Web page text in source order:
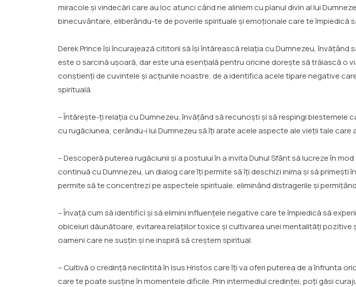
miracole și vindecări care au loc atunci când ne aliniem cu planul divin al lui
binecuvântare, eliberându-te de poverile spirituale și emoționale care te împiedică
Derek Prince își încurajează cititorii să își întărească relația cu Dumnezeu,
este o sarcină ușoară, dar este una esențială pentru oricine dorește să trăiască o
conștienți de cuvintele și acțiunile noastre, de a identifica acele tipare negative
spirituală.
– Întărește-ți relația cu Dumnezeu, învățând să recunoști și să respingi
cu rugăciunea, cerându-i lui Dumnezeu să îți arate acele aspecte ale vieții tale care
– Descoperă puterea rugăciunii și a postului în a invita Duhul Sfânt să lucreze în
continuă cu Dumnezeu, un dialog care îți permite să îți deschizi inima și să
permite să te concentrezi pe aspectele spirituale, eliminând distragerile și
– Învață cum să identifici și să elimini influențele negative care te împiedică să
obiceiuri dăunătoare, evitarea relațiilor toxice și cultivarea unei mentalități pozitive
oameni care ne susțin și ne inspiră să creștem spiritual.
– Cultivă o credință neclintită în Isus Hristos care îți va oferi puterea de a înfrunta
care te poate susține în momentele dificile. Prin intermediul credinței, poți găsi